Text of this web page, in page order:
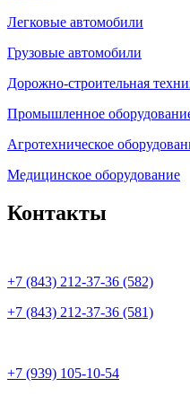
Легковые автомобили
Грузовые автомобили
Дорожно-строительная
Промышленное
Агротехническое
Медицинское оборудование
Контакты
+7 (843) 212-37-36 (582)
+7 (843) 212-37-36 (581)
+7 (939) 105-10-54